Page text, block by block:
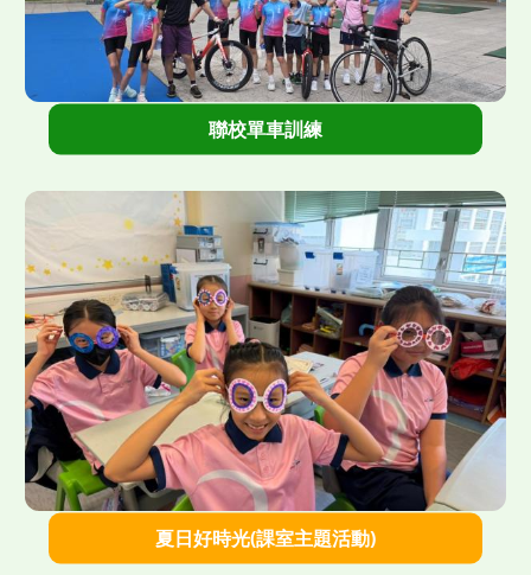
">
聯校單車訓練
">
夏日好時光(課室主題活動)